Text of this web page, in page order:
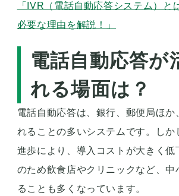
「IVR（電話自動応答システム）と
必要な理由を解説！」
電話自動応答が
れる場面は？
電話自動応答は、銀行、郵便局ほか
れることの多いシステムです。しか
進歩により、導入コストが大きく低
のため飲食店やクリニックなど、中
ることも多くなっています。